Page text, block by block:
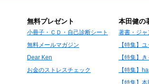
無料プレゼント
小冊子・ＣＤ・自己診断シート
無料メールマガジン
Dear Ken
お金のストレスチェック
本田健の
著書・ジャ
【特集】
【特集】
【特集】
【特集】